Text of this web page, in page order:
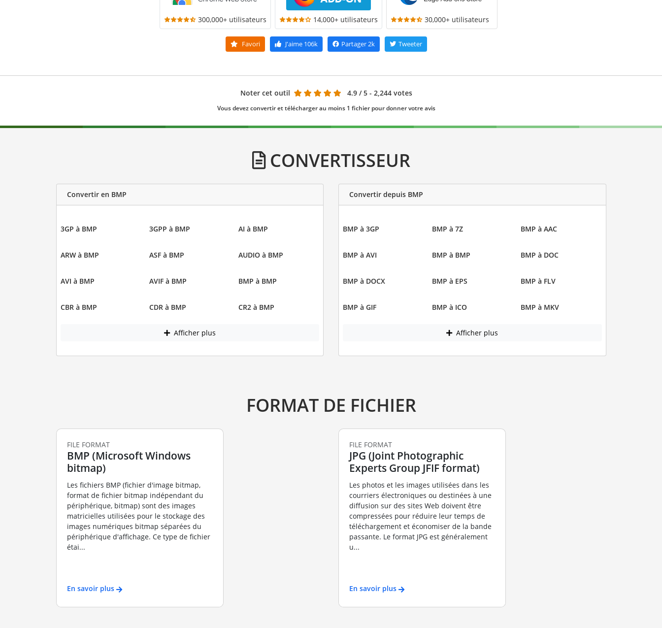
300,000+ utilisateurs 14,000+ utilisateurs 30,000+ utilisateurs
Favori J'aime106k Partager2k Tweeter
Noter cet outil 4.9 / 5 - 2,244 votes
Vous devez convertir et télécharger au moins 1 fichier pour donner votre avis
CONVERTISSEUR
Convertir en BMP
3GP à BMP 3GPP à BMP AI à BMP
ARW à BMP ASF à BMP AUDIO à BMP
AVI à BMP AVIF à BMP BMP à BMP
CBR à BMP CDR à BMP CR2 à BMP
Afficher plus
Convertir depuis BMP
BMP à 3GP BMP à 7Z BMP à AAC
BMP à AVI BMP à BMP BMP à DOC
BMP à DOCX BMP à EPS BMP à FLV
BMP à GIF BMP à ICO BMP à MKV
Afficher plus
FORMAT DE FICHIER
FILE FORMAT
BMP (Microsoft Windows
bitmap)
Les fichiers BMP (fichier d'image bitmap,
format de fichier bitmap indépendant du
périphérique, bitmap) sont des images
matricielles utilisées pour le stockage des
images numériques bitmap séparées du
périphérique d'affichage. Ce type de fichier
étai...
En savoir plus
FILE FORMAT
JPG (Joint Photographic
Experts Group JFIF format)
Les photos et les images utilisées dans les
courriers électroniques ou destinées à une
diffusion sur des sites Web doivent être
compressées pour réduire leur temps de
téléchargement et économiser de la bande
passante. Le format JPG est généralement
u...
En savoir plus